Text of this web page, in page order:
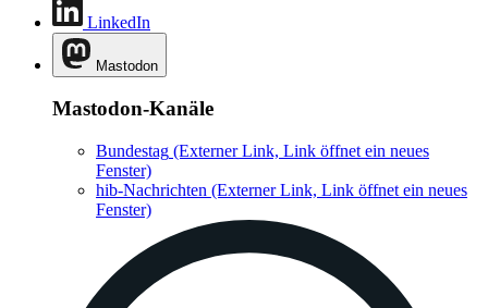
LinkedIn
Mastodon
Mastodon-Kanäle
Bundestag (Externer Link, Link öffnet ein neues
Fenster)
hib-Nachrichten (Externer Link, Link öffnet ein neues
Fenster)